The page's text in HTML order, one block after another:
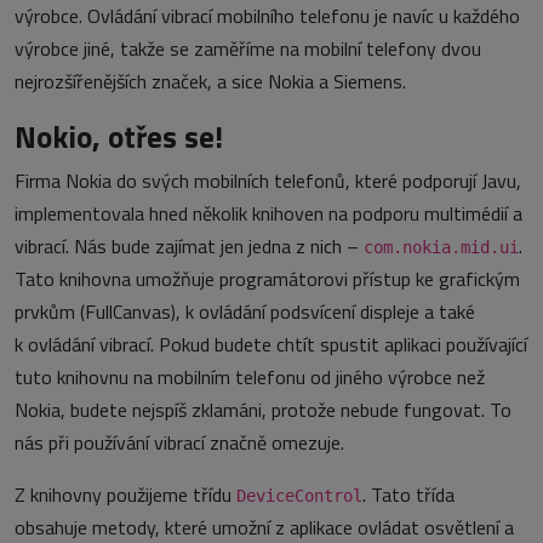
výrobce. Ovládání vibrací mobilního telefonu je navíc u každého
výrobce jiné, takže se zaměříme na mobilní telefony dvou
nejrozšířenějších značek, a sice Nokia a Siemens.
Nokio, otřes se!
Firma Nokia do svých mobilních telefonů, které podporují Javu,
implementovala hned několik knihoven na podporu multimédií a
vibrací. Nás bude zajímat jen jedna z nich – com.nokia.mid.ui .
Tato knihovna umožňuje programátorovi přístup ke grafickým
prvkům (FullCanvas), k ovládání podsvícení displeje a také
k ovládání vibrací. Pokud budete chtít spustit aplikaci používající
tuto knihovnu na mobilním telefonu od jiného výrobce než
Nokia, budete nejspíš zklamáni, protože nebude fungovat. To
nás při používání vibrací značně omezuje.
Z knihovny použijeme třídu DeviceControl . Tato třída
obsahuje metody, které umožní z aplikace ovládat osvětlení a